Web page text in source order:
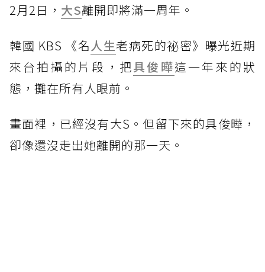
2月2日， 大S離開即將滿一周年。
韓國 KBS 《名 人生老病死的祕密》曝光近期
來台拍攝的片段，把具俊曄這一年來的狀
態，攤在所有人眼前。
畫面裡，已經沒有大S。但留下來的具俊曄，
卻像還沒走出她離開的那一天。